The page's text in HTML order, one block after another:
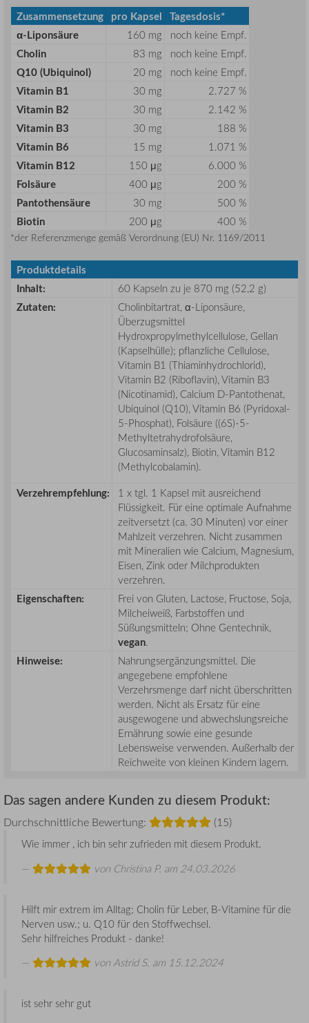
Zusammensetzung pro Kapsel Tagesdosis*
α-Liponsäure
160 mg noch keine Empf.
Cholin 83 mg noch keine Empf.
Q10 (Ubiquinol) 20 mg noch keine Empf.
Vitamin B1 30 mg 2.727 %
Vitamin B2 30 mg 2.142 %
Vitamin B3 30 mg 188 %
Vitamin B6 15 mg 1.071 %
Vitamin B12 150 μg 6.000 %
Folsäure 400 μg 200 %
Pantothensäure 30 mg 500 %
Biotin 200 μg 400 %
*der Referenzmenge gemäß Verordnung (EU) Nr. 1169/2011
Produktdetails
Inhalt:
60 Kapseln zu je 870 mg (52,2 g)
Zutaten:
Cholinbitartrat, α-Liponsäure,
Überzugsmittel
Hydroxpropylmethylcellulose, Gellan
(Kapselhülle); pflanzliche Cellulose,
Vitamin B1 (Thiaminhydrochlorid),
Vitamin B2 (Riboflavin), Vitamin B3
(Nicotinamid), Calcium D-Pantothenat,
Ubiquinol (Q10), Vitamin B6 (Pyridoxal-
5-Phosphat), Folsäure ((6S)-5-
Methyltetrahydrofolsäure,
Glucosaminsalz), Biotin, Vitamin B12
(Methylcobalamin).
Verzehrempfehlung:
1 x tgl. 1 Kapsel mit ausreichend
Flüssigkeit. Für eine optimale Aufnahme
zeitversetzt (ca. 30 Minuten) vor einer
Mahlzeit verzehren. Nicht zusammen
mit Mineralien wie Calcium, Magnesium,
Eisen, Zink oder Milchprodukten
verzehren.
Eigenschaften:
Frei von Gluten, Lactose, Fructose, Soja,
Milcheiweiß, Farbstoffen und
Süßungsmitteln; Ohne Gentechnik,
vegan.
Hinweise:
Nahrungsergänzungsmittel. Die
angegebene empfohlene
Verzehrsmenge darf nicht überschritten
werden. Nicht als Ersatz für eine
ausgewogene und abwechslungsreiche
Ernährung sowie eine gesunde
Lebensweise verwenden. Außerhalb der
Reichweite von kleinen Kindern lagern.
Das sagen andere Kunden zu diesem Produkt:
Durchschnittliche Bewertung: (15)
Wie immer , ich bin sehr zufrieden mit diesem Produkt.
von Christina P. am 24.03.2026
Hilft mir extrem im Alltag; Cholin für Leber, B-Vitamine für die
Nerven usw.; u. Q10 für den Stoffwechsel.
Sehr hilfreiches Produkt - danke!
vonAstrid S. am 15.12.2024
ist sehr sehr gut